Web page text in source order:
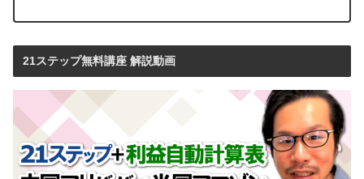
21ステップ無料講座 解説動画